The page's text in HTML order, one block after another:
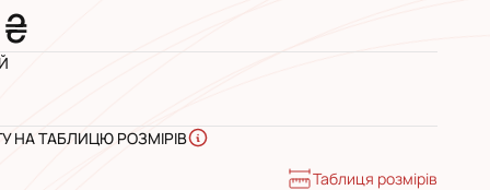
НА ТАБЛИЦЮ РОЗМІРІВ
Таблиця розмірів